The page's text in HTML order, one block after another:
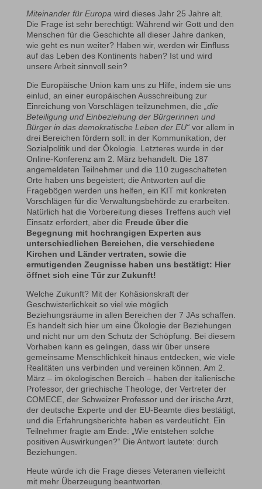
Miteinander für Europa wird dieses Jahr 25 Jahre alt.
Die Frage ist sehr berechtigt: Während wir Gott und den
Menschen für die Geschichte all dieser Jahre danken,
wie geht es nun weiter? Haben wir, werden wir Einfluss
auf das Leben des Kontinents haben? Ist und wird
unsere Arbeit sinnvoll sein?
Die Europäische Union kam uns zu Hilfe, indem sie uns
einlud, an einer europäischen Ausschreibung zur
Einreichung von Vorschlägen teilzunehmen, die
„die
Beteiligung und Einbeziehung der Bürgerinnen und
Bürger in das demokratische Leben der EU“vor allem in
drei Bereichen fördern soll: in der Kommunikation, der
Sozialpolitik und der Ökologie. Letzteres wurde in der
Online-Konferenz am 2. März behandelt. Die 187
angemeldeten Teilnehmer und die 110 zugeschalteten
Orte haben uns begeistert; die Antworten auf die
Fragebögen werden uns helfen, ein KIT mit konkreten
Vorschlägen für die Verwaltungsbehörde zu erarbeiten.
Natürlich hat die Vorbereitung dieses Treffens auch viel
Einsatz erfordert, aber die Freude über die
Begegnung mit hochrangigen Experten aus
unterschiedlichen Bereichen, die verschiedene
Kirchen und Länder vertraten, sowie die
ermutigenden Zeugnisse haben uns bestätigt: Hier
öffnet sich eine Tür zur Zukunft!
Welche Zukunft? Mit der Kohäsionskraft der
Geschwisterlichkeit so viel wie möglich
Beziehungsräume in allen Bereichen der 7 JAs schaffen.
Es handelt sich hier um eine Ökologie der Beziehungen
und nicht nur um den Schutz der Schöpfung. Bei diesem
Vorhaben kann es gelingen, dass wir über unsere
gemeinsame Menschlichkeit hinaus entdecken, wie viele
Realitäten uns verbinden und vereinen können. Am 2.
März – im ökologischen Bereich – haben der italienische
Professor, der griechische Theologe, der Vertreter der
COMECE, der Schweizer Professor und der irische Arzt,
der deutsche Experte und der EU-Beamte dies bestätigt,
und die Erfahrungsberichte haben es verdeutlicht. Ein
Teilnehmer fragte am Ende: „Wie entstehen solche
positiven Auswirkungen?“ Die Antwort lautete: durch
Beziehungen.
Heute würde ich die Frage dieses Veteranen vielleicht
mit mehr Überzeugung beantworten.